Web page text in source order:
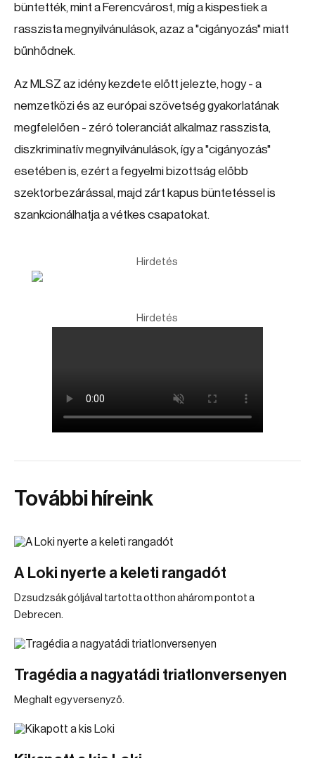
büntették, mint a Ferencvárost, míg a kispestiek a
rasszista megnyilvánulások, azaz a "cigányozás" miatt
bűnhődnek.
Az MLSZ az idény kezdete előtt jelezte, hogy - a
nemzetközi és az európai szövetség gyakorlatának
megfelelően - zéró toleranciát alkalmaz rasszista,
diszkriminatív megnyilvánulások, így a "cigányozás"
esetében is, ezért a fegyelmi bizottság előbb
szektorbezárással, majd zárt kapus büntetéssel is
szankcionálhatja a vétkes csapatokat.
Hirdetés
Hirdetés
További híreink
A Loki nyerte a keleti rangadót
Dzsudzsák góljával tartotta otthon ahárom pontot a
Debrecen.
Tragédia a nagyatádi triatlonversenyen
Meghalt egy versenyző.